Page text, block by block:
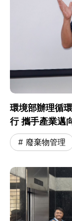
環境部辦理循
行 攜手產業邁
廢棄物管理